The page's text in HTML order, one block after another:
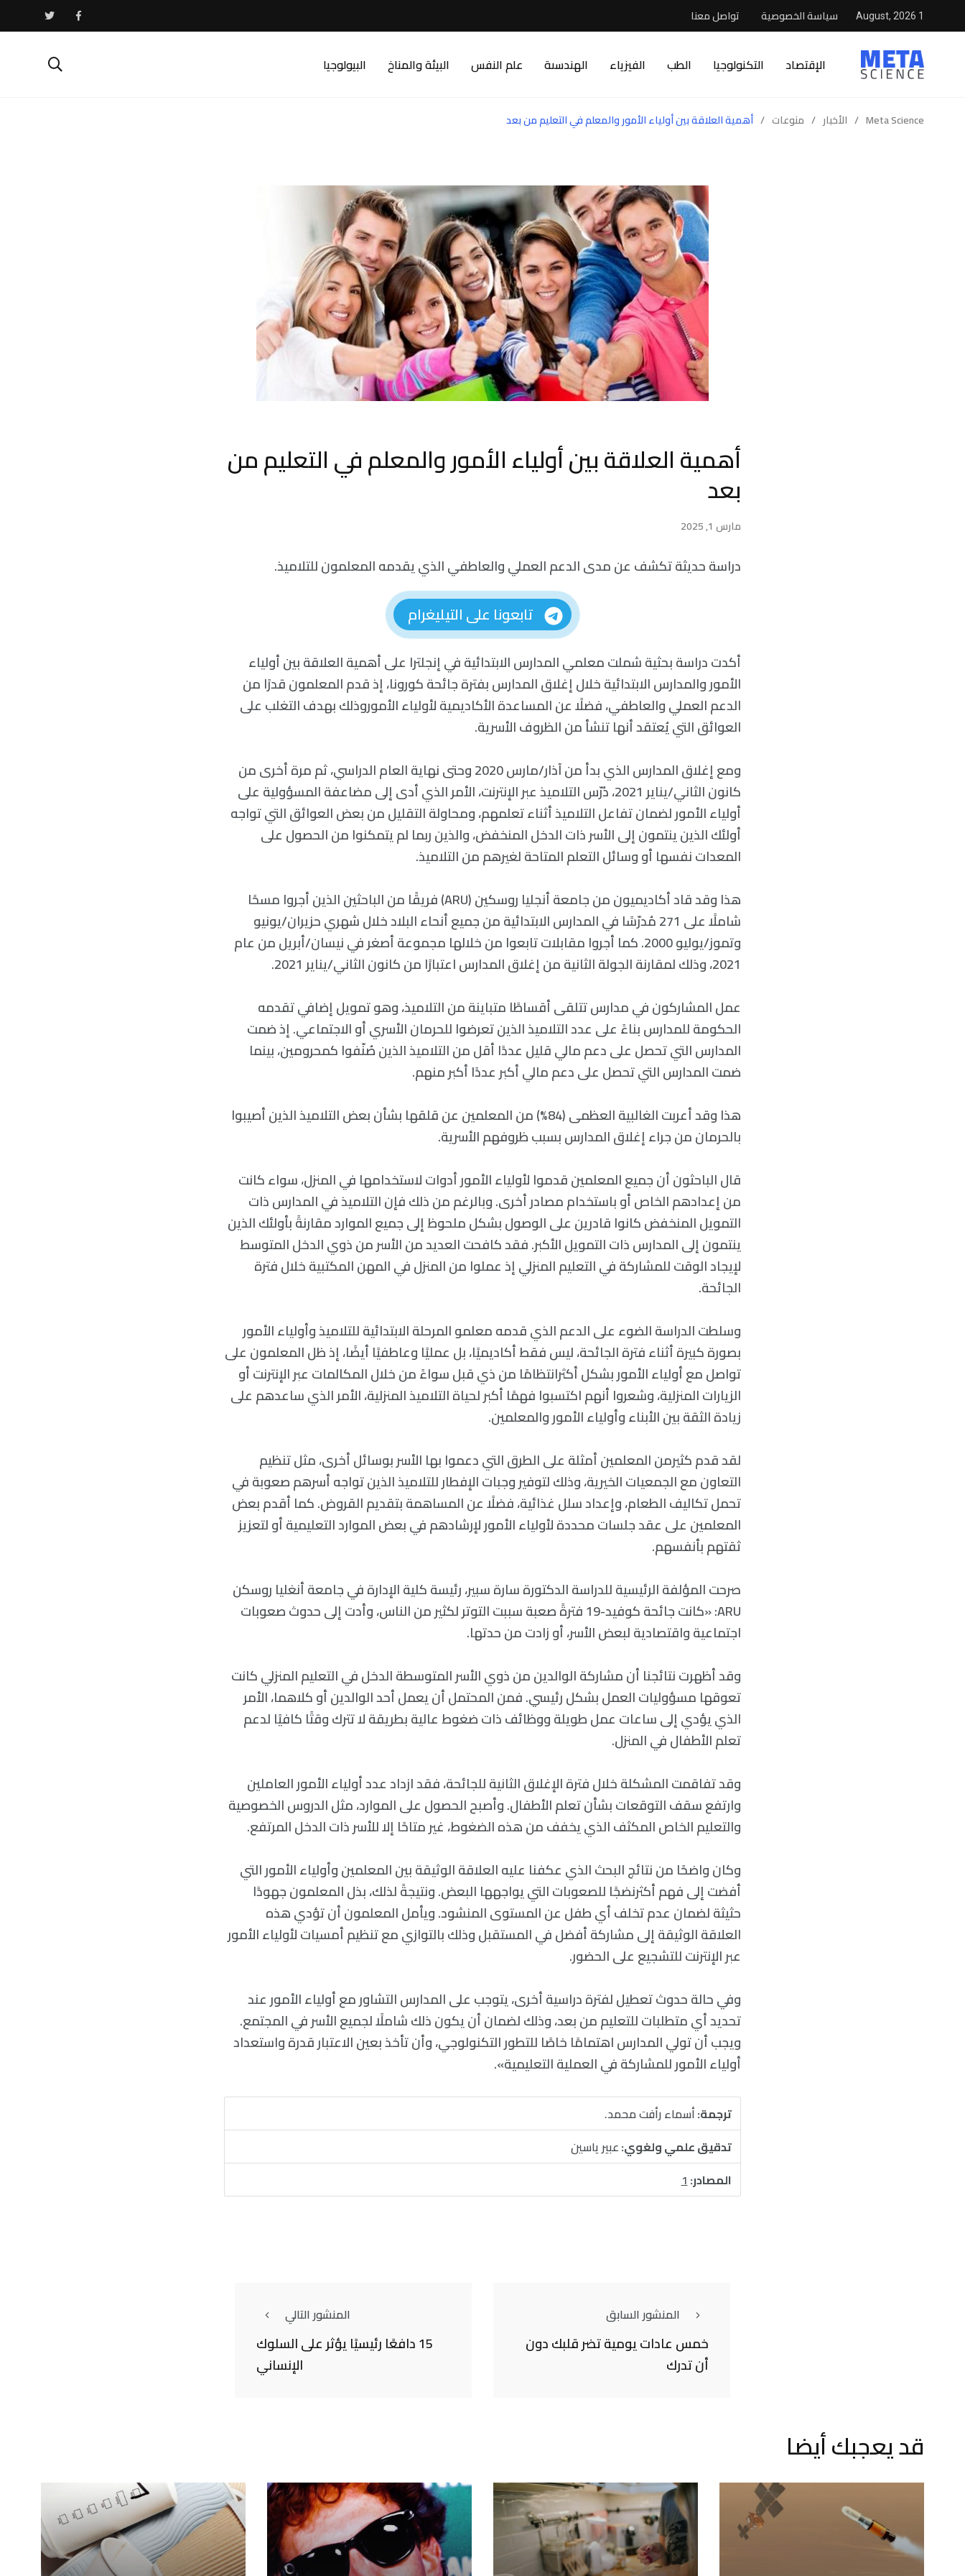
1 August, 2026 سياسة الخصوصية تواصل معنا
الإقتصاد التكنولوجيا الطب الفيزياء الهندسىة علم النفس البيئة والمناخ البيولوجيا
Meta Science
/ الأخبار / منوعات / أهمية العلاقة بين أولياء الأمور والمعلم في التعليم من بعد
أهمية العلاقة بين أولياء الأمور والمعلم في التعليم من
بعد
مارس 1, 2025
دراسة حديثة تكشف عن مدى الدعم العملي والعاطفي الذي يقدمه المعلمون للتلاميذ.
تابعونا على التيليغرام
أكدت دراسة بحثية شملت معلمي المدارس الابتدائية في إنجلترا على أهمية العلاقة بين أولياء
الأمور والمدارس الابتدائية خلال إغلاق المدارس بفترة جائحة كورونا، إذ قدم المعلمون قدرًا من
الدعم العملي والعاطفي، فضلًا عن المساعدة الأكاديمية لأولياء الأموروذلك بهدف التغلب على
العوائق التي يُعتقد أنها تنشأ من الظروف الأسرية.
ومع إغلاق المدارس الذي بدأ من آذار/مارس 2020 وحتى نهاية العام الدراسي، ثم مرة أخرى من
كانون الثاني/يناير 2021، دُرّس التلاميذ عبر الإنترنت، الأمر الذي أدى إلى مضاعفة المسؤولية على
أولياء الأمور لضمان تفاعل التلاميذ أثناء تعلمهم، ومحاولة التقليل من بعض العوائق التي تواجه
أولئك الذين ينتمون إلى الأسر ذات الدخل المنخفض، والذين ربما لم يتمكنوا من الحصول على
المعدات نفسها أو وسائل التعلم المتاحة لغيرهم من التلاميذ.
هذا وقد قاد أكاديميون من جامعة أنجليا روسكين (ARU) فريقًا من الباحثين الذين أجروا مسحًا
شاملًا على 271 مُدرّسًا في المدارس الابتدائية من جميع أنحاء البلاد خلال شهري حزيران/يونيو
وتموز/يوليو 2000. كما أجروا مقابلات تابعوا من خلالها مجموعة أصغر في نيسان/أبريل من عام
2021، وذلك لمقارنة الجولة الثانية من إغلاق المدارس اعتبارًا من كانون الثاني/يناير 2021.
عمل المشاركون في مدارس تتلقى أقساطًا متباينة من التلاميذ، وهو تمويل إضافي تقدمه
الحكومة للمدارس بناءً على عدد التلاميذ الذين تعرضوا للحرمان الأسري أو الاجتماعي. إذ ضمت
المدارس التي تحصل على دعم مالي قليل عددًا أقل من التلاميذ الذين صُنّفوا كمحرومين، بينما
ضمت المدارس التي تحصل على دعم مالي أكبر عددًا أكبر منهم.
هذا وقد أعربت الغالبية العظمى (84%) من المعلمين عن قلقها بشأن بعض التلاميذ الذين أصيبوا
بالحرمان من جراء إغلاق المدارس بسبب ظروفهم الأسرية.
قال الباحثون أن جميع المعلمين قدموا لأولياء الأمور أدوات لاستخدامها في المنزل، سواء كانت
من إعدادهم الخاص أو باستخدام مصادر أخرى. وبالرغم من ذلك فإن التلاميذ في المدارس ذات
التمويل المنخفض كانوا قادرين على الوصول بشكل ملحوظ إلى جميع الموارد مقارنةً بأولئك الذين
ينتمون إلى المدارس ذات التمويل الأكبر. فقد كافحت العديد من الأسر من ذوي الدخل المتوسط
لإيجاد الوقت للمشاركة في التعليم المنزلي إذ عملوا من المنزل في المهن المكتبية خلال فترة
الجائحة.
وسلطت الدراسة الضوء على الدعم الذي قدمه معلمو المرحلة الابتدائية للتلاميذ وأولياء الأمور
بصورة كبيرة أثناء فترة الجائحة، ليس فقط أكاديميًا، بل عمليًا وعاطفيًا أيضًا، إذ ظل المعلمون على
تواصل مع أولياء الأمور بشكل أكثرانتظامًا من ذي قبل سواءً من خلال المكالمات عبر الإنترنت أو
الزيارات المنزلية، وشعروا أنهم اكتسبوا فهمًا أكبر لحياة التلاميذ المنزلية، الأمر الذي ساعدهم على
زيادة الثقة بين الأبناء وأولياء الأمور والمعلمين.
لقد قدم كثيرمن المعلمين أمثلة على الطرق التي دعموا بها الأسر بوسائل أخرى، مثل تنظيم
التعاون مع الجمعيات الخيرية، وذلك لتوفير وجبات الإفطار للتلاميذ الذين تواجه أسرهم صعوبة في
تحمل تكاليف الطعام، وإعداد سلل غذائية، فضلًا عن المساهمة بتقديم القروض. كما أقدم بعض
المعلمين على عقد جلسات محددة لأولياء الأمور لإرشادهم في بعض الموارد التعليمية أو لتعزيز
ثقتهم بأنفسهم.
صرحت المؤلفة الرئيسية للدراسة الدكتورة سارة سبير، رئيسة كلية الإدارة في جامعة أنغليا روسكن
ARU: «كانت جائحة كوفيد-19 فترةً صعبة سببت التوتر لكثير من الناس، وأدت إلى حدوث صعوبات
اجتماعية واقتصادية لبعض الأسر، أو زادت من حدتها.
وقد أظهرت نتائجنا أن مشاركة الوالدين من ذوي الأسر المتوسطة الدخل في التعليم المنزلي كانت
تعوقها مسؤوليات العمل بشكل رئيسي. فمن المحتمل أن يعمل أحد الوالدين أو كلاهما، الأمر
الذي يؤدي إلى ساعات عمل طويلة ووظائف ذات ضغوط عالية بطريقة لا تترك وقتًا كافيًا لدعم
تعلم الأطفال في المنزل.
وقد تفاقمت المشكلة خلال فترة الإغلاق الثانية للجائحة، فقد ازداد عدد أولياء الأمور العاملين
وارتفع سقف التوقعات بشأن تعلم الأطفال. وأصبح الحصول على الموارد، مثل الدروس الخصوصية
والتعليم الخاص المكثف الذي يخفف من هذه الضغوط، غير متاحًا إلا للأسر ذات الدخل المرتفع.
وكان واضحًا من نتائج البحث الذي عكفنا عليه العلاقة الوثيقة بين المعلمين وأولياء الأمور التي
أفضت إلى فهم أكثرنضجًا للصعوبات التي يواجهها البعض. ونتيجةً لذلك، بذل المعلمون جهودًا
حثيثة لضمان عدم تخلف أي طفل عن المستوى المنشود. ويأمل المعلمون أن تؤدي هذه
العلاقة الوثيقة إلى مشاركة أفضل في المستقبل وذلك بالتوازي مع تنظيم أمسيات لأولياء الأمور
عبر الإنترنت للتشجيع على الحضور.
وفي حالة حدوث تعطيل لفترة دراسية أخرى، يتوجب على المدارس التشاور مع أولياء الأمور عند
تحديد أي متطلبات للتعليم من بعد، وذلك لضمان أن يكون ذلك شاملًا لجميع الأسر في المجتمع.
ويجب أن تولي المدارس اهتمامًا خاصًا للتطور التكنولوجي، وأن تأخذ بعين الاعتبار قدرة واستعداد
أولياء الأمور للمشاركة في العملية التعليمية».
ترجمة:أسماء رأفت محمد.
تدقيق علمي ولغوي:عبير ياسين
المصادر:1
المنشور السابق
خمس عادات يومية تضر قلبك دون
أن تدرك
المنشور التالي
15 دافعًا رئيسيًا يؤثر على السلوك
الإنساني
قد يعجبك أيضا